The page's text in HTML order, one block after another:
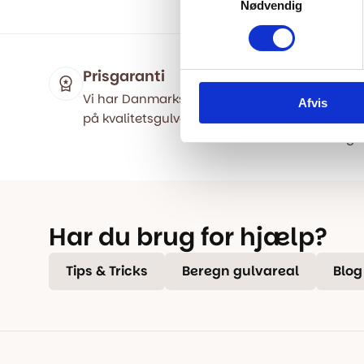
Nødvendig
Afvis
Prisgaranti
Vi har Danmarks billigste priser
på kvalitetsgulve!
Har du brug for hjælp?
Tips & Tricks Beregn gulvareal Blog